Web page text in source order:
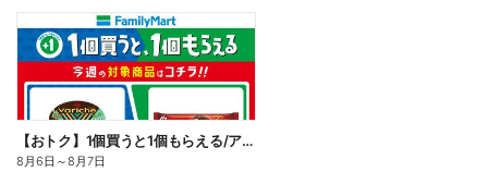
【おトク】1個買うと1個もらえる/アイス
8月6日 ～8月7日